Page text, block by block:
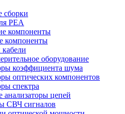
сборки
РЕА
компоненты
компоненты
оборудование
коэффициента шума
оптических компонентов
спектра
анализаторы цепей
СВЧ сигналов